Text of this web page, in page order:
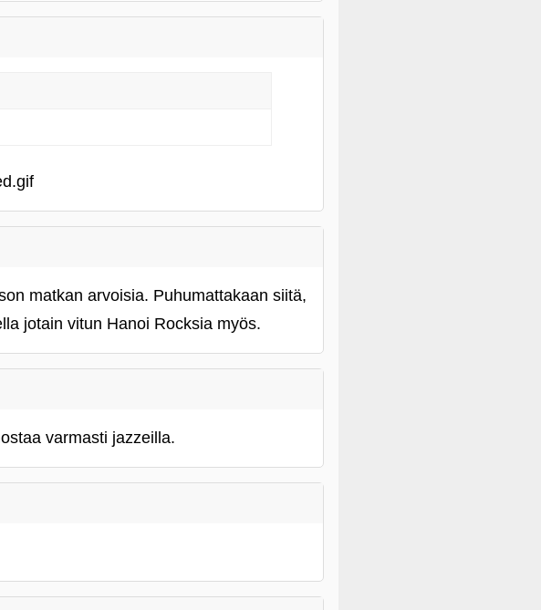
matkan arvoisia. Puhumattakaan siitä,
jotain vitun Hanoi Rocksia myös.
varmasti jazzeilla.